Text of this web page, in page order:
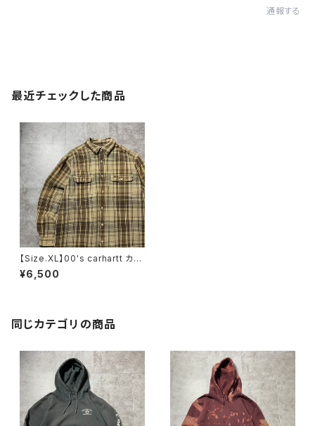
通報する
最近チェックした商品
【Size.XL】00's carhartt カー
ハート ダブルポケット ヘビー
オンス ダメージ チェック フ
¥6,500
同じカテゴリの商品